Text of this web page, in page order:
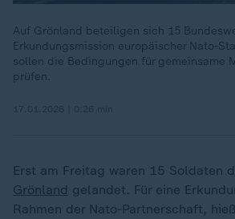
Auf Grönland beteiligen sich 15
Erkundungsmission europäischer Nato-
sollen die Bedingungen für gemeinsame
prüfen.
Erst am Freitag waren 15 Soldaten
Grönland gelandet. Für eine
Rahmen der Nato-Partnerschaft,